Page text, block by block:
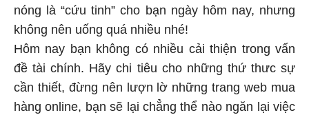
nóng là “cứu tinh” cho bạn ngày hôm nay, nhưng
không nên uống quá nhiều nhé!
Hôm nay bạn không có nhiều cải thiện trong vấn
đề tài chính. Hãy chi tiêu cho những thứ thưc sự
cần thiết, đừng nên lượn lờ những trang web mua
hàng online, bạn sẽ lại chẳng thể nào ngăn lại việc